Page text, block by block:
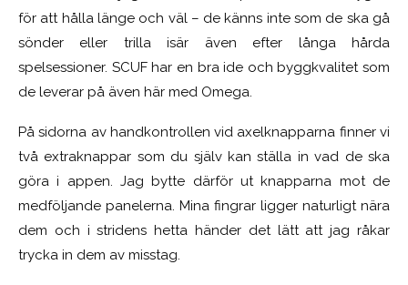
för att hålla länge och väl – de känns inte som de ska gå
sönder eller trilla isär även efter långa hårda
spelsessioner. SCUF har en bra ide och byggkvalitet som
de leverar på även här med Omega.
På sidorna av handkontrollen vid axelknapparna finner vi
två extraknappar som du själv kan ställa in vad de ska
göra i appen. Jag bytte därför ut knapparna mot de
medföljande panelerna. Mina fingrar ligger naturligt nära
dem och i stridens hetta händer det lätt att jag råkar
trycka in dem av misstag.